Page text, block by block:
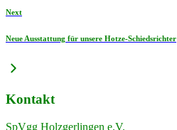
Next
Neue Ausstattung für unsere Hotze-Schiedsrichter
Kontakt
SpVgg Holzgerlingen e.V.